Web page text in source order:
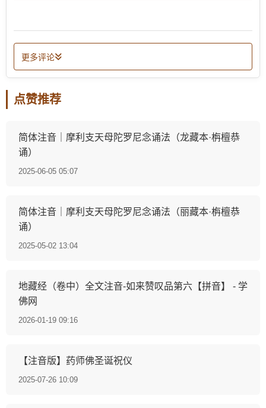
更多评论
点赞推荐
简体注音｜摩利支天母陀罗尼念诵法（龙藏本·栴檀恭
诵）
2025-06-05 05:07
简体注音｜摩利支天母陀罗尼念诵法（丽藏本·栴檀恭
诵）
2025-05-02 13:04
地藏经（卷中）全文注音-如来赞叹品第六【拼音】 - 学
佛网
2026-01-19 09:16
【注音版】药师佛圣诞祝仪
2025-07-26 10:09